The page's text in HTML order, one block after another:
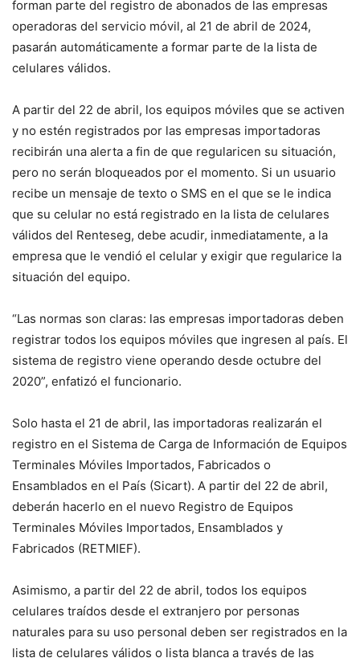
forman parte del registro de abonados de las empresas
operadoras del servicio móvil, al 21 de abril de 2024,
pasarán automáticamente a formar parte de la lista de
celulares válidos.
A partir del 22 de abril, los equipos móviles que se activen
y no estén registrados por las empresas importadoras
recibirán una alerta a fin de que regularicen su situación,
pero no serán bloqueados por el momento. Si un usuario
recibe un mensaje de texto o SMS en el que se le indica
que su celular no está registrado en la lista de celulares
válidos del Renteseg, debe acudir, inmediatamente, a la
empresa que le vendió el celular y exigir que regularice la
situación del equipo.
“Las normas son claras: las empresas importadoras deben
registrar todos los equipos móviles que ingresen al país. El
sistema de registro viene operando desde octubre del
2020”, enfatizó el funcionario.
Solo hasta el 21 de abril, las importadoras realizarán el
registro en el Sistema de Carga de Información de Equipos
Terminales Móviles Importados, Fabricados o
Ensamblados en el País (Sicart). A partir del 22 de abril,
deberán hacerlo en el nuevo Registro de Equipos
Terminales Móviles Importados, Ensamblados y
Fabricados (RETMIEF).
Asimismo, a partir del 22 de abril, todos los equipos
celulares traídos desde el extranjero por personas
naturales para su uso personal deben ser registrados en la
lista de celulares válidos o lista blanca a través de las